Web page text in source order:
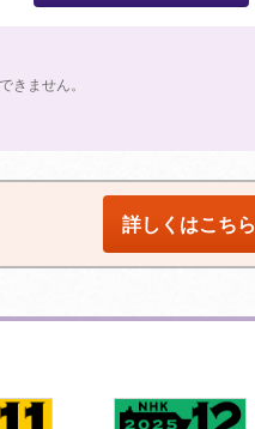
きません。
詳しくはこちら